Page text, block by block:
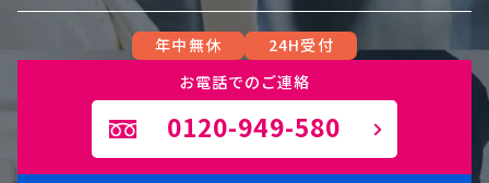
年中無休
24H受付
お電話でのご連絡
0120-949-580